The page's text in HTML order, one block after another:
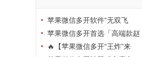
苹果微信多开软件“无双飞
将”深度评测：TF正式码+7天退
换，拍拍卡激活码商城正品保障
苹果微信多开首选「高端款赵
云」：TF正式码+斗战神8073
🔥【苹果微信多开“王炸”来